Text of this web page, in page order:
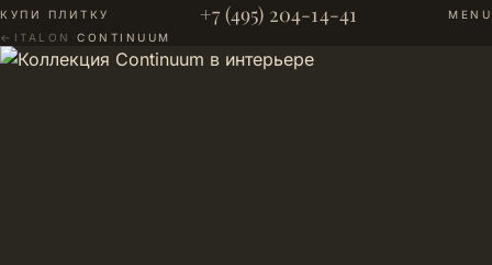
КУПИ ПЛИТКУ +7 (495) 204-14-41
MENU
← ITALON · CONTINUUM